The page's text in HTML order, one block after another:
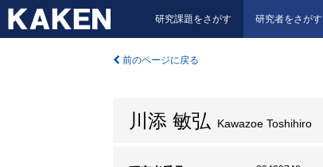
研究課題をさがす 研究者をさがす
前のページに戻る
川添 敏弘 Kawazoe Toshihiro